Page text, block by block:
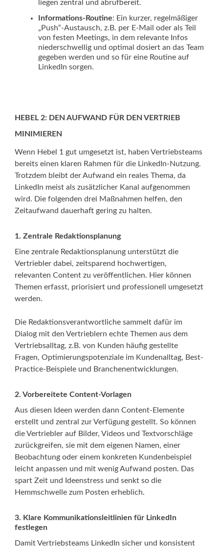
liegen zentral und abrufbereit.
Informations-Routine: Ein kurzer, regelmäßiger
„Push“-Austausch, z.B. per E-Mail oder als Teil
von festen Meetings, in dem relevante Infos
niederschwellig und optimal dosiert an das Team
gegeben werden und so für eine Routine auf
LinkedIn sorgen.
HEBEL 2: DEN AUFWAND FÜR DEN VERTRIEB
MINIMIEREN
Wenn Hebel 1 gut umgesetzt ist, haben Vertriebsteams
bereits einen klaren Rahmen für die LinkedIn-Nutzung.
Trotzdem bleibt der Aufwand ein reales Thema, da
LinkedIn meist als zusätzlicher Kanal aufgenommen
wird. Die folgenden drei Maßnahmen helfen, den
Zeitaufwand dauerhaft gering zu halten.
1. Zentrale Redaktionsplanung
Eine zentrale Redaktionsplanung unterstützt die
Vertriebler dabei, zeitsparend hochwertigen,
relevanten Content zu veröffentlichen. Hier können
Themen erfasst, priorisiert und professionell umgesetzt
werden.
Die Redaktionsverantwortliche sammelt dafür im
Dialog mit den Vertrieblern echte Themen aus dem
Vertriebsalltag, z.B. von Kunden häufig gestellte
Fragen, Optimierungspotenziale im Kundenalltag, Best-
Practice-Beispiele und Branchenentwicklungen.
2. Vorbereitete Content-Vorlagen
Aus diesen Ideen werden dann Content-Elemente
erstellt und zentral zur Verfügung gestellt. So können
die Vertriebler auf Bilder, Videos und Textvorschläge
zurückgreifen, sie mit dem eigenen Namen, einer
Beobachtung oder einem konkreten Kundenbeispiel
leicht anpassen und mit wenig Aufwand posten. Das
spart Zeit und Ideenstress und senkt so die
Hemmschwelle zum Posten erheblich.
3. Klare Kommunikationsleitlinien für LinkedIn
festlegen
Damit Vertriebsteams LinkedIn sicher und konsistent